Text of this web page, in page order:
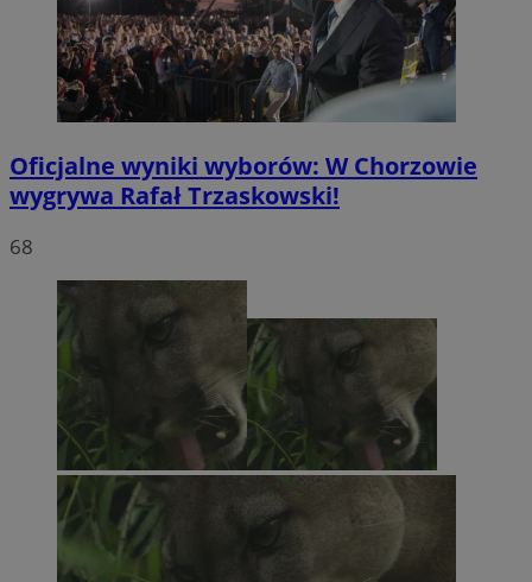
Oficjalne wyniki wyborów: W Chorzowie
wygrywa Rafał Trzaskowski!
68